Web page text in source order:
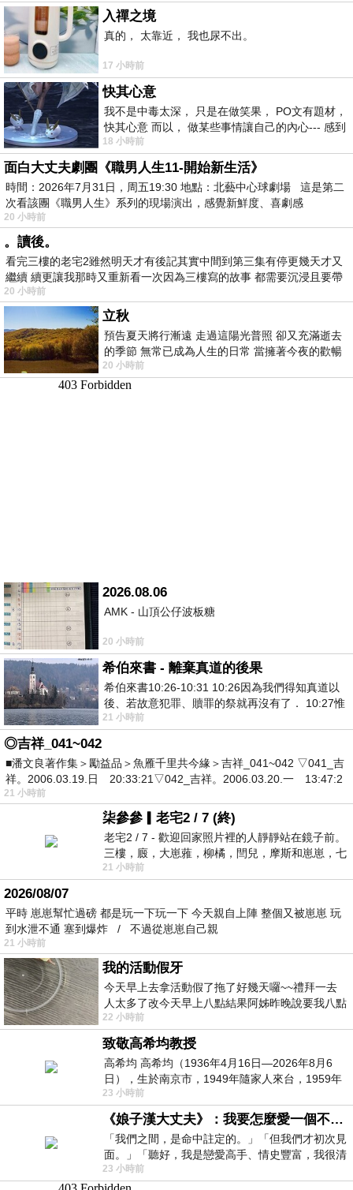
入禪之境
真的， 太靠近， 我也尿不出。
17 小時前
快其心意
我不是中毒太深， 只是在做笑果， PO文有題材，
快其心意 而以， 做某些事情讓自己的內心--- 感到
愉快。
18 小時前
面白大丈夫劇團《職男人生11-開始新生活》
時間：2026年7月31日，周五19:30 地點：北藝中心球劇場 這是第二
次看該團《職男人生》系列的現場演出，感覺新鮮度、喜劇感
20 小時前
。讀後。
看完三樓的老宅2雖然明天才有後記其實中間到第三集有停更幾天才又
繼續 續更讓我那時又重新看一次因為三樓寫的故事 都需要沉浸且要帶
有
20 小時前
立秋
預告夏天將行漸遠 走過這陽光普照 卻又充滿逝去
的季節 無常已成為人生的日常 當擁著今夜的歡暢
舒心 轉眼驟成昨日 而明晨 太陽
20 小時前
2026.08.06
AMK - 山頂公仔波板糖
20 小時前
希伯來書 - 離棄真道的後果
希伯來書10:26-10:31 10:26因為我們得知真道以
後、若故意犯罪、贖罪的祭就再沒有了． 10:27惟
有戰懼等候審判和那燒滅眾敵人的烈火
21 小時前
◎吉祥_041~042
■潘文良著作集＞勵益品＞魚雁千里共今緣＞吉祥_041~042 ▽041_吉
祥。2006.03.19.日 20:33:21▽042_吉祥。2006.03.20.一 13:47:2
21 小時前
柒參參▎老宅2 / 7 (終)
老宅2 / 7 - 歡迎回家照片裡的人靜靜站在鏡子前。
三樓，廄，大崽蕥，柳橘，閆兒，摩斯和崽崽，七
個人整整齊齊地站在鏡框之外，如同
21 小時前
2026/08/07
平時 崽崽幫忙過磅 都是玩一下玩一下 今天親自上陣 整個又被崽崽 玩
到水泄不通 塞到爆炸 / 不過從崽崽自己親
21 小時前
我的活動假牙
今天早上去拿活動假了拖了好幾天囉~~禮拜一去
人太多了改今天早上八點結果阿姊昨晚說要我八點
去西螺農會~回到莿桐都8點半多了
22 小時前
致敬高希均教授
高希均 高希均（1936年4月16日—2026年8月6
日），生於南京市，1949年隨家人來台，1959年
赴美深造並取得經濟發展博士學位。曾任
23 小時前
《娘子漢大丈夫》：我要怎麼愛一個不存在的人？
「我們之間，是命中註定的。」「但我們才初次見
面。」「聽好，我是戀愛高手、情史豐富，我很清
楚這種感覺，你我之間的那種感覺，現
23 小時前